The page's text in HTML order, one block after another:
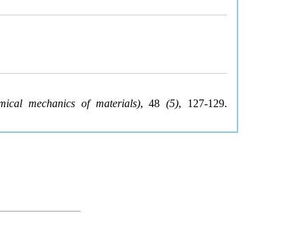
mechanics of materials), 48(5), 127-129.